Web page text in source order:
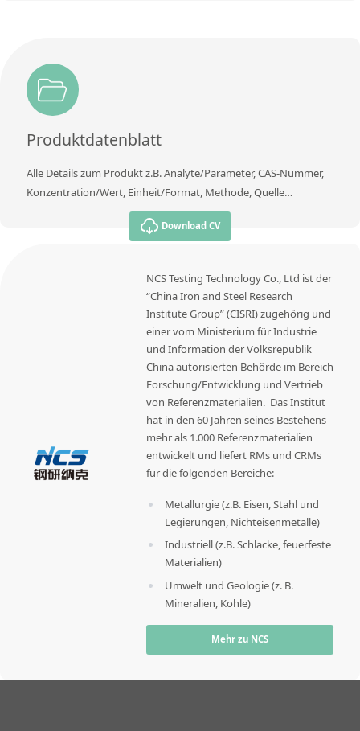
Produktdatenblatt
Alle Details zum Produkt z.B. Analyte/Parameter, CAS-Nummer,
Konzentration/Wert, Einheit/Format, Methode, Quelle…
Download CV
NCS Testing Technology Co., Ltd ist der
“China Iron and Steel Research
Institute Group” (CISRI) zugehörig und
einer vom Ministerium für Industrie
und Information der Volksrepublik
China autorisierten Behörde im Bereich
Forschung/Entwicklung und Vertrieb
von Referenzmaterialien. Das Institut
hat in den 60 Jahren seines Bestehens
mehr als 1.000 Referenzmaterialien
entwickelt und liefert RMs und CRMs
für die folgenden Bereiche:
Metallurgie (z.B. Eisen, Stahl und
Legierungen, Nichteisenmetalle)
Industriell (z.B. Schlacke, feuerfeste
Materialien)
Umwelt und Geologie (z. B.
Mineralien, Kohle)
Mehr zu NCS